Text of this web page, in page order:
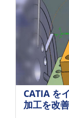
CATIA を
加工を改善